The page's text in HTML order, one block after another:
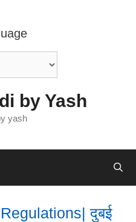
by Yash
yash
दुबई